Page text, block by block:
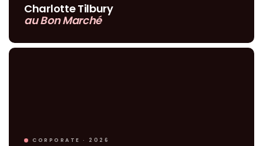
Charlotte Tilbury
au Bon Marché
CORPORATE · 2026